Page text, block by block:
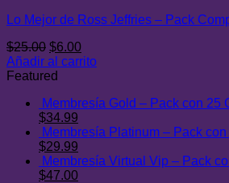
Lo Mejor de Ross Jeffries – Pack
$25.00 El
precio
original
$25.00.
$6.00El
precio
$6.00.
Añadir al carrito
Featured
Membresía Gold – Pack con 25
El
precio
original
era:
$400.00.
$34.99
precio
es:
$34.99.
Membresía Platinum – Pack
El
precio
original
$29.99
precio
actual
Membresía Virtual Vip – Pack
El
$47.00El